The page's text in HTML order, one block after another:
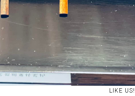
LIKE US!